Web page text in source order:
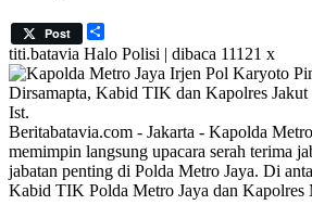
Post
titi.batavia Halo Polisi | dibaca 11121 x
Ist.
Beritabatavia.com - Jakarta - Kapolda
memimpin langsung upacara serah terima
jabatan penting di Polda Metro Jaya. Di
Kabid TIK Polda Metro Jaya dan Kapolres